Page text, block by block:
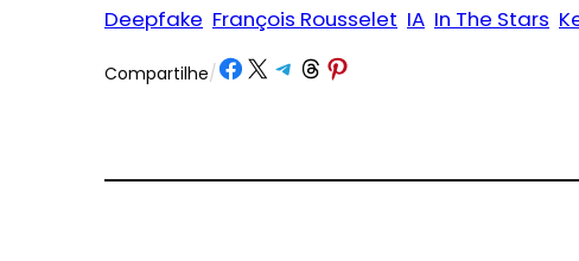
Deepfake François Rousselet IA In The Stars
Compartilhe/ Share on Facebook
Share on X Share on Telegram
Share on Threads
Share on Pinterest